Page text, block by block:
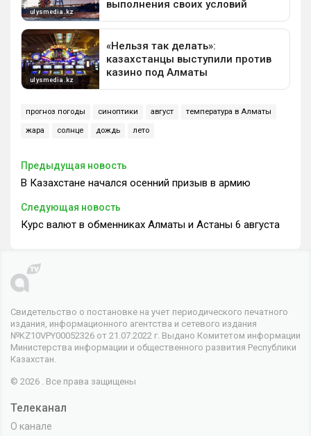
прогноз погоды синоптики август температура в Алматы
жара солнце дождь лето
Предыдущая новость
В Казахстане начался осенний призыв в армию
Следующая новость
Курс валют в обменниках Алматы и Астаны 6 августа
Свидетельство о постановке на учет периодического печатного
издания, информационного агентства и сетевого издания
№KZ10VPY00052326 от 21.07.2022 г. Выдано Комитетом информации
Министерства информации и общественного развития Республики
Казахстан.
© 2026 . Все права защищены
Телеканал
О канале